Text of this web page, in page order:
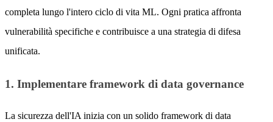
completa lungo l'intero ciclo di vita ML. Ogni pratica affronta
vulnerabilità specifiche e contribuisce a una strategia di difesa
unificata.
1. Implementare framework di data governance
La sicurezza dell'IA inizia con un solido framework di data